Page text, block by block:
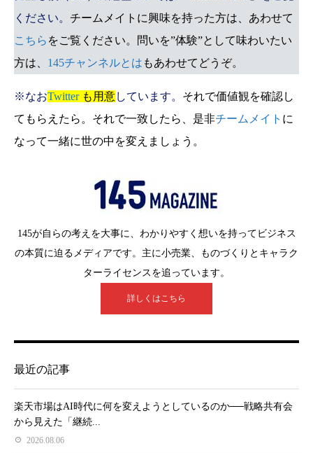
ください。 チームメイトに興味を持った方は、あわせて
こちら をご覧ください。問いを”体験”として味わいたい
方は、 145チャンネルとは もあわせてどうぞ。
※なおTwitterも用意しています。 それで価値観を確認し
てもらえたら。それで一致したら、是非チームメイト に
なって一緒に世の中を変えましょう。
145が自らの考えを大事に、わかりやすく想いを持ってビジネス
の本質に迫るメディアです。主に小売業、ものづくりとキャラク
ターライセンスを追っています。
詳しくはこちら
最近の記事
楽天市場はAI時代に何を変えようとしているのか──戦略共有会
から見えた「継続...
2026.08.06